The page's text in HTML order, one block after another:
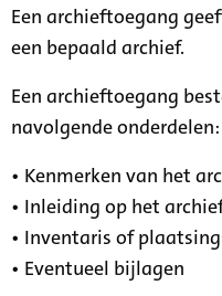
Een archieftoegang
een bepaald archief.
Een archieftoegang
navolgende onderdelen:
• Kenmerken van het
• Inleiding op het
• Inventaris of
• Eventueel bijlagen